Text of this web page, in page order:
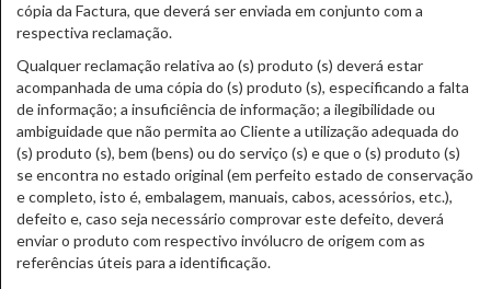
cópia da Factura, que deverá ser enviada em conjunto com a
respectiva reclamação.
Qualquer reclamação relativa ao (s) produto (s) deverá estar
acompanhada de uma cópia do (s) produto (s), especificando a falta
de informação; a insuficiência de informação; a ilegibilidade ou
ambiguidade que não permita ao Cliente a utilização adequada do
(s) produto (s), bem (bens) ou do serviço (s) e que o (s) produto (s)
se encontra no estado original (em perfeito estado de conservação
e completo, isto é, embalagem, manuais, cabos, acessórios, etc.),
defeito e, caso seja necessário comprovar este defeito, deverá
enviar o produto com respectivo invólucro de origem com as
referências úteis para a identificação.